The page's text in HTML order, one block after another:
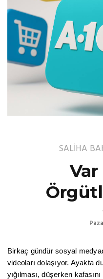
SALİHA
Var
Birkaç gündür sosyal
videoları dolaşıyor. Ayakta
yığılması, düşerken